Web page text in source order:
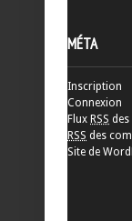
MÉTA
Inscription
Connexion
Flux RSS
RSS des
Site de